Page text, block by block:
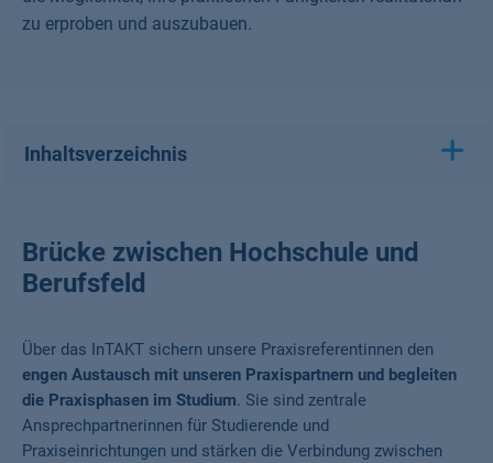
zu erproben und auszubauen.
Inhaltsverzeichnis
Brücke zwischen Hochschule und
Berufsfeld
Über das InTAKT sichern unsere Praxisreferentinnen den
engen Austausch mit unseren Praxispartnern und begleiten
die Praxisphasen im Studium. Sie sind zentrale
Ansprechpartnerinnen für Studierende und
Praxiseinrichtungen und stärken die Verbindung zwischen